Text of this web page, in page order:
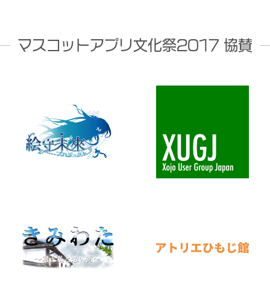
マスコットアプリ文化祭2017 協賛